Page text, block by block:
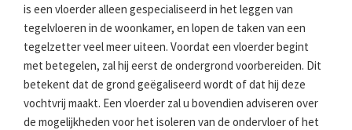
is een vloerder alleen gespecialiseerd in het leggen van
tegelvloeren in de woonkamer, en lopen de taken van een
tegelzetter veel meer uiteen. Voordat een vloerder begint
met betegelen, zal hij eerst de ondergrond voorbereiden. Dit
betekent dat de grond geëgaliseerd wordt of dat hij deze
vochtvrij maakt. Een vloerder zal u bovendien adviseren over
de mogelijkheden voor het isoleren van de ondervloer of het